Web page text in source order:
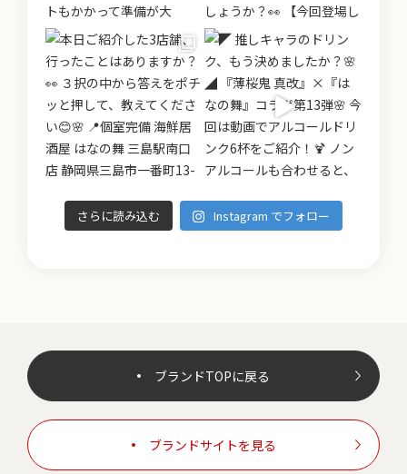
さらに読み込む Instagram でフォロー
ブランドTOPに戻る
ブランドサイトを見る